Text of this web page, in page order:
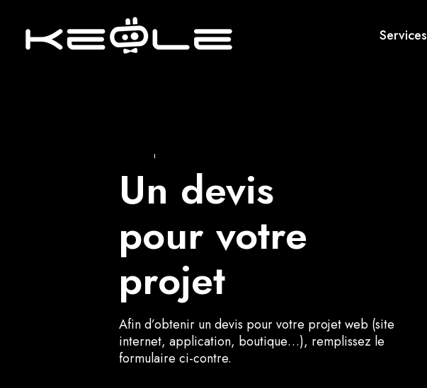
Services
Un devis
pour votre
projet
Afin d’obtenir un devis pour votre projet web (site
internet, application, boutique…), remplissez le
formulaire ci-contre.